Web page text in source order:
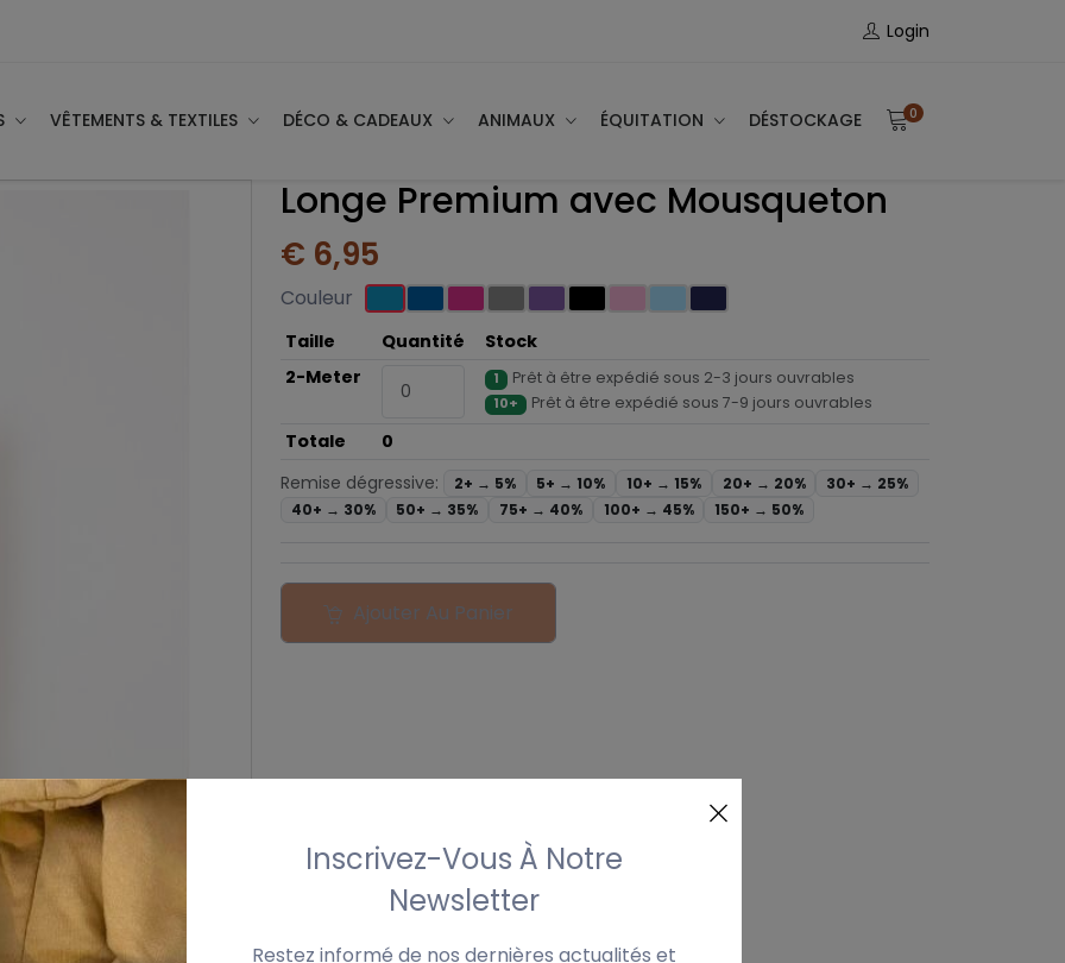
Login
VÊTEMENTS & TEXTILES DÉCO & CADEAUX ANIMAUX ÉQUITATION DÉSTOCKAGE 0
Longe Premium avec Mousqueton
€ 6,95
Couleur
Taille Quantité
Stock
2-Meter
1 Prêt à être expédié sous 2-3 jours ouvrables
10+ Prêt à être expédié sous 7-9 jours ouvrables
Totale
0
Remise dégressive:
2+ → 5% 5+ → 10% 10+ → 15% 20+ → 20% 30+ → 25%
40+ → 30% 50+ → 35% 75+ → 40% 100+ → 45% 150+ → 50%
Ajouter Au Panier
Inscrivez-Vous À Notre
Newsletter
Restez informé de nos dernières actualités et